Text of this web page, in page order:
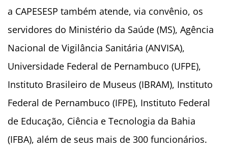
a CAPESESP também atende, via convênio, os
servidores do Ministério da Saúde (MS), Agência
Nacional de Vigilância Sanitária (ANVISA),
Universidade Federal de Pernambuco (UFPE),
Instituto Brasileiro de Museus (IBRAM), Instituto
Federal de Pernambuco (IFPE), Instituto Federal
de Educação, Ciência e Tecnologia da Bahia
(IFBA), além de seus mais de 300 funcionários.